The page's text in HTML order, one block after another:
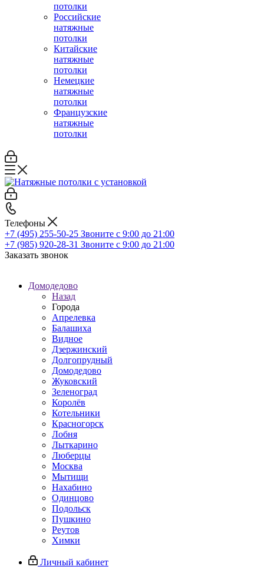
потолки
Российские
натяжные
потолки
Китайские
натяжные
потолки
Немецкие
натяжные
потолки
Французские
натяжные
потолки
Телефоны
+7 (495) 255-50-25 Звоните с 9:00 до 21:00
+7 (985) 920-28-31 Звоните с 9:00 до 21:00
Заказать звонок
Домодедово
Назад
Города
Апрелевка
Балашиха
Видное
Дзержинский
Долгопрудный
Домодедово
Жуковский
Зеленоград
Королёв
Котельники
Красногорск
Лобня
Лыткарино
Люберцы
Москва
Мытищи
Нахабино
Одинцово
Подольск
Пушкино
Реутов
Химки
Личный кабинет